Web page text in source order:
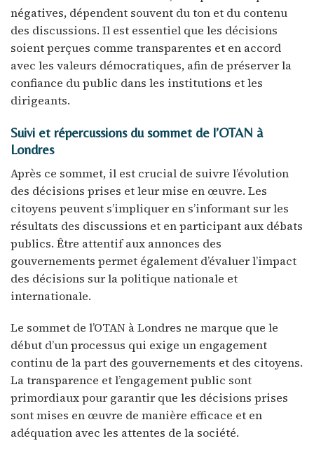
négatives, dépendent souvent du ton et du contenu
des discussions. Il est essentiel que les décisions
soient perçues comme transparentes et en accord
avec les valeurs démocratiques, afin de préserver la
confiance du public dans les institutions et les
dirigeants.
Suivi et répercussions du sommet de l’OTAN à
Londres
Après ce sommet, il est crucial de suivre l’évolution
des décisions prises et leur mise en œuvre. Les
citoyens peuvent s’impliquer en s’informant sur les
résultats des discussions et en participant aux débats
publics. Être attentif aux annonces des
gouvernements permet également d’évaluer l’impact
des décisions sur la politique nationale et
internationale.
Le sommet de l’OTAN à Londres ne marque que le
début d’un processus qui exige un engagement
continu de la part des gouvernements et des citoyens.
La transparence et l’engagement public sont
primordiaux pour garantir que les décisions prises
sont mises en œuvre de manière efficace et en
adéquation avec les attentes de la société.